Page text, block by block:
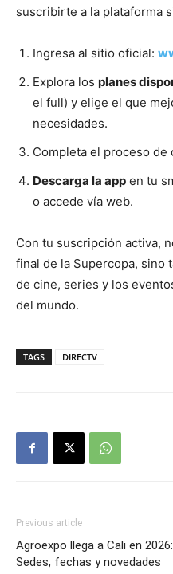
suscribirte a la plataforma
Ingresa al sitio oficial:
Explora los planes
el full) y elige el que
necesidades.
Completa el proceso de
Descarga la app en tu
o accede vía web.
Con tu suscripción activa,
final de la Supercopa, sino
de cine, series y los
del mundo.
TAGS DIRECTV
Previous article
Agroexpo llega a Cali en 2026:
Sedes, fechas y novedades